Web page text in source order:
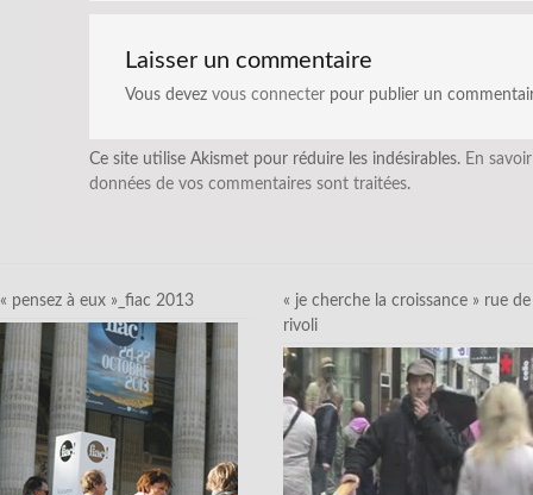
Laisser un commentaire
Vous devez vous connecter pour publier un
Ce site utilise Akismet pour réduire les indésirables. En
données de vos commentaires sont traitées.
« pensez à eux »_fiac 2013
« je cherche la croissance » rue de
rivoli